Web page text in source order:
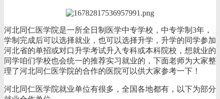
河北同仁医学院是一所全日制医学中专学校，中专学制3年，
学制完成后可以选择就业，也可以选择升学，升学的同学参加
河北省的单招或对口升学考试升入专科或本科院校，想就业的
同学咱们学校也会统一的推荐实习就业的，下面老师为大家整
理了河北同仁医学院的合作的医院可以供大家参考一下！
河北同仁医学院就业单位有很多，全国各地都有，以下为部分